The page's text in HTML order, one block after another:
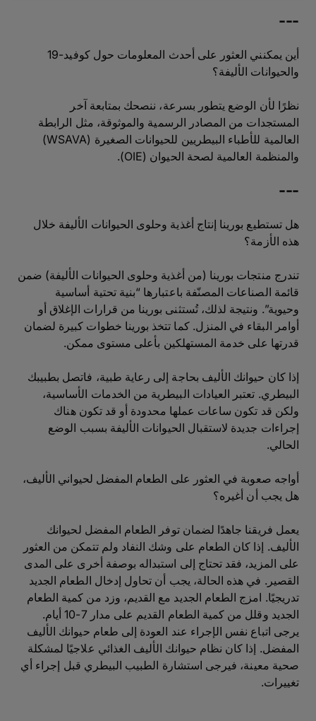
---
أين يمكنني العثور على أحدث المعلومات حول كوفيد-19
والحيوانات الأليفة؟
نظرًا لأن الوضع يتطور بسرعة، ننصحك بمتابعة آخر
المستجدات من المصادر الرسمية والموثوقة، مثل الرابطة
العالمية للأطباء البيطريين للحيوانات الصغيرة (WSAVA)
والمنظمة العالمية لصحة الحيوان (OIE).
---
هل تستطيع بورينا إنتاج أغذية وحلوى الحيوانات الأليفة خلال
هذه الأزمة؟
تندرج منتجات بورينا (من أغذية وحلوى الحيوانات الأليفة) ضمن
قائمة الصناعات المصنّفة باعتبارها “بنية تحتية أساسية
وحيوية”. ونتيجة لذلك، تُستثنى بورينا من قرارات الإغلاق أو
أوامر البقاء في المنزل. كما تتخذ بورينا خطوات كبيرة لضمان
قدرتها على خدمة المستهلكين بأعلى مستوى ممكن.
إذا كان حيوانك الأليف بحاجة إلى رعاية طبية، فاتصل بطبيبك
البيطري. تعتبر العيادات البيطرية من الخدمات الأساسية،
ولكن قد تكون ساعات عملها محدودة أو قد تكون هناك
إجراءات جديدة لاستقبال الحيوانات الأليفة بسبب الوضع
الحالي.
أواجه صعوبة في العثور على الطعام المفضل لحيواني الأليف،
هل يجب أن أغيره؟
يعمل فريقنا جاهدًا لضمان توفر الطعام المفضل لحيوانك
الأليف. إذا كان الطعام على وشك النفاد ولم تتمكن من العثور
على المزيد، فقد تحتاج إلى استبداله بوصفة أخرى على المدى
القصير. في هذه الحالة، يجب أن تحاول إدخال الطعام الجديد
تدريجيًا. امزج الطعام الجديد مع القديم، وزد من كمية الطعام
الجديد وقلل من كمية الطعام القديم على مدار 7-10 أيام.
يرجى اتباع نفس الإجراء عند العودة إلى طعام حيوانك الأليف
المفضل. إذا كان نظام حيوانك الأليف الغذائي علاجيًا لمشكلة
صحية معينة، فيرجى استشارة الطبيب البيطري قبل إجراء أي
تغييرات.